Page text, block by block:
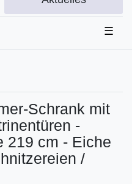
☰
Schrank mit
-
219 cm - Eiche
/